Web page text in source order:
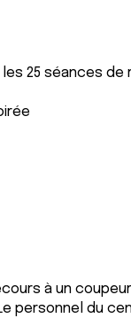
les 25 séances
à un
personnel du